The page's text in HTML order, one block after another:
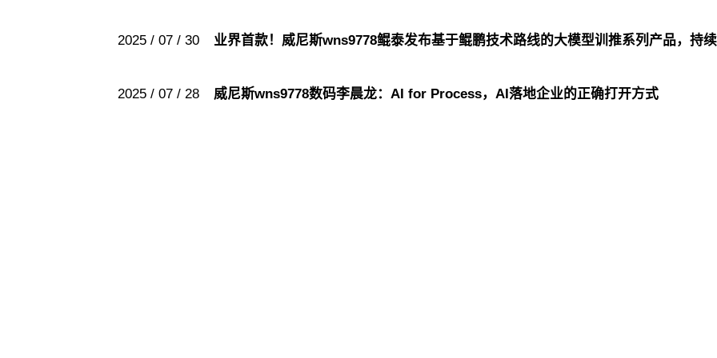
2025 / 07 / 30 业界首款！威尼斯wns9778鲲泰发布基于鲲鹏技术路线的大模型训推系列产品，持
2025 / 07 / 28 威尼斯wns9778数码李晨龙：AI for Process，AI落地企业的正确打开方式